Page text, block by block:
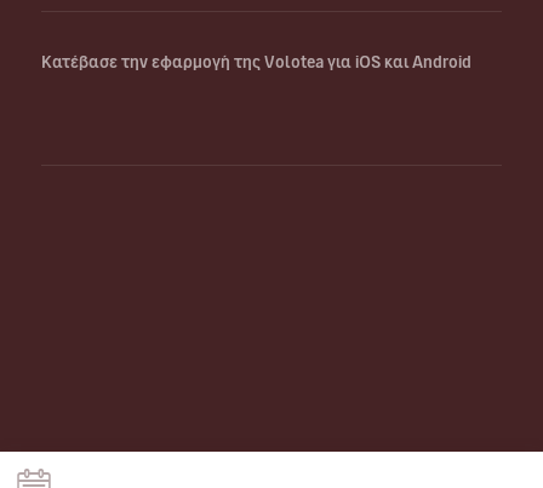
Κατέβασε την εφαρμογή της Volotea για iOS και Android